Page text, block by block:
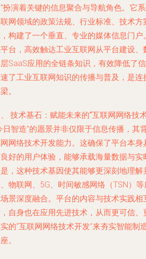
扮演着关键的信息聚合与导航角色。它
网领域的政策法规、行业标准、技术
构建了一个垂直、专业的媒体信息门
台，高效触达工业互联网从平台建设
SaaS应用的全链条知识，有效降低了
了工业互联网知识的传播与普及，是
。
技术基石：赋能未来的“互联网网络技
日智造”的愿景并非仅限于信息传播，其
网络技术开发能力。这确保了平台本
好的用户体验，能够承载海量数据与
，这种技术基因使其能够更深刻地理解
物联网、5G、时间敏感网络（TSN）
景深度融合。平台的内容与技术实践
自身也在应用先进技术，从而更可信
的“互联网网络技术开发”来夯实智能制
。